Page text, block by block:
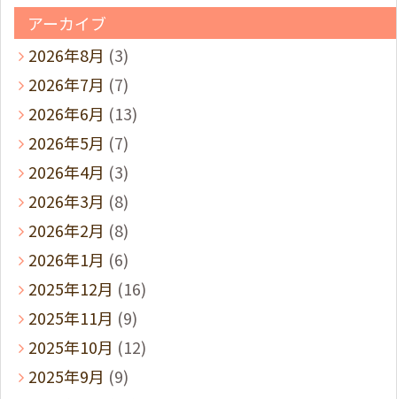
アーカイブ
2026年8月 (3)
2026年7月 (7)
2026年6月 (13)
2026年5月 (7)
2026年4月 (3)
2026年3月 (8)
2026年2月 (8)
2026年1月 (6)
2025年12月 (16)
2025年11月 (9)
2025年10月 (12)
2025年9月 (9)